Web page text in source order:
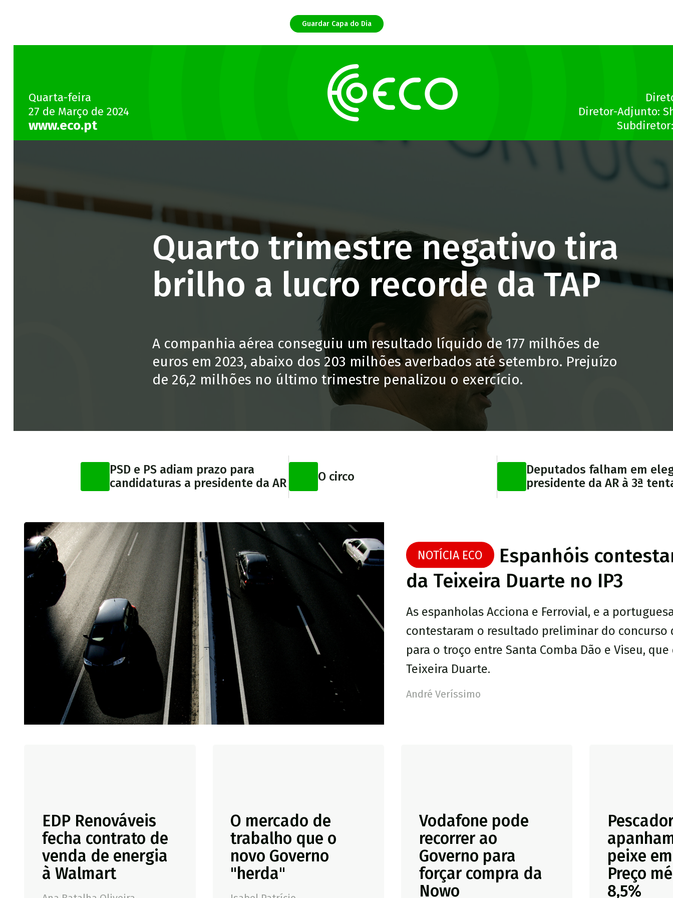
Guardar Capa do Dia
Quarta-feira
27 de Março de 2024
www.eco.pt
Diretor-Adjunto:
Quarto trimestre negativo tira
brilho a lucro recorde da TAP
A companhia aérea conseguiu um resultado líquido de 177 milhões de
euros em 2023, abaixo dos 203 milhões averbados até setembro. Prejuízo
de 26,2 milhões no último trimestre penalizou o exercício.
PSD e PS adiam prazo para
candidaturas a presidente da AR
O circo
Deputados falham em
presidente da AR à 3ª
NOTÍCIA ECO
Espanhóis
da Teixeira Duarte no IP3
As espanholas Acciona e Ferrovial, e a
contestaram o resultado preliminar do concurso
para o troço entre Santa Comba Dão e Viseu,
Teixeira Duarte.
André Veríssimo
EDP Renováveis
fecha contrato de
venda de energia
à Walmart
O mercado de
trabalho que o
novo Governo
"herda"
Vodafone pode
recorrer ao
Governo para
forçar compra da
Nowo
peixe
Preço
8,5%